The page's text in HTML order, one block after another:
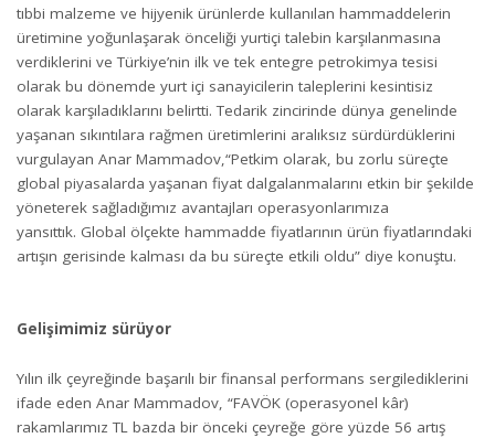
tıbbi malzeme ve hijyenik ürünlerde kullanılan hammaddelerin
üretimine yoğunlaşarak önceliği yurtiçi talebin karşılanmasına
verdiklerini ve Türkiye’nin ilk ve tek entegre petrokimya tesisi
olarak bu dönemde yurt içi sanayicilerin taleplerini kesintisiz
olarak karşıladıklarını belirtti. Tedarik zincirinde dünya genelinde
yaşanan sıkıntılara rağmen üretimlerini aralıksız sürdürdüklerini
vurgulayan Anar Mammadov,“Petkim olarak, bu zorlu süreçte
global piyasalarda yaşanan fiyat dalgalanmalarını etkin bir şekilde
yöneterek sağladığımız avantajları operasyonlarımıza
yansıttık. Global ölçekte hammadde fiyatlarının ürün fiyatlarındaki
artışın gerisinde kalması da bu süreçte etkili oldu” diye konuştu.
Gelişimimiz sürüyor
Yılın ilk çeyreğinde başarılı bir finansal performans sergilediklerini
ifade eden Anar Mammadov, “FAVÖK (operasyonel kâr)
rakamlarımız TL bazda bir önceki çeyreğe göre yüzde 56 artış